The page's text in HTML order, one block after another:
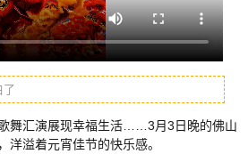
了
舞汇演展现幸福生活……3月3日晚的佛山
洋溢着元宵佳节的快乐感。